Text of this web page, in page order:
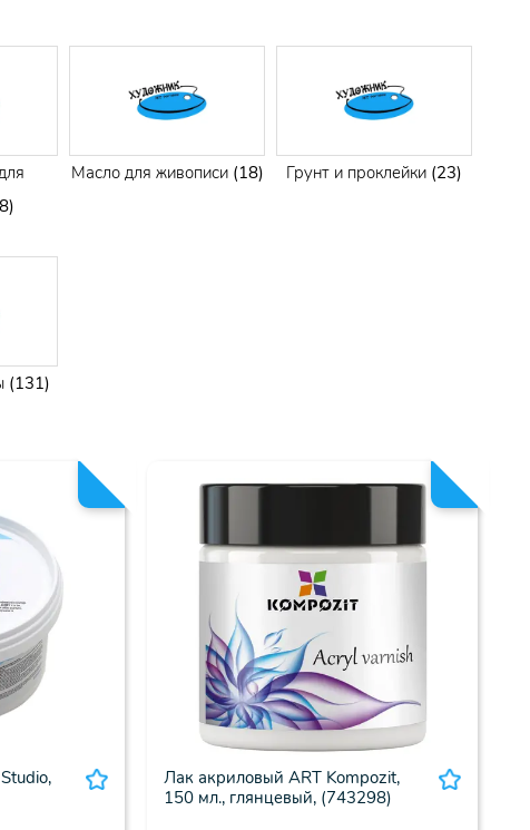
Масло для живописи (18) Грунт и проклейки (23)
(131)
Лак акриловый ART Kompozit,
150 мл., глянцевый, (743298)